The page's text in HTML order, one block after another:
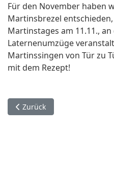
Für den November haben
Martinsbrezel
Martinstages am 11.11.,
Laternenumzüge
Martinssingen von Tür zu
mit dem Rezept!
Vorheriger Beitrag:
Zurück